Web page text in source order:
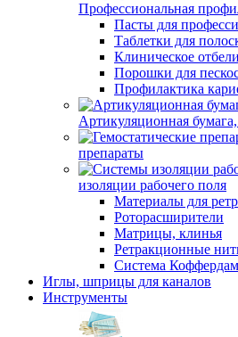
Профессиональная
Пасты для
Таблетки для
Клиническое
Порошки для
Профилактика
Артикуляционная
препараты
изоляции рабочего поля
Материалы для
Роторасширители
Матрицы, клинья
Ретракционные
Система Коффердам
Иглы, шприцы для каналов
Инструменты